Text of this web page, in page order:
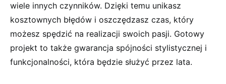
wiele innych czynników. Dzięki temu unikasz
kosztownych błędów i oszczędzasz czas, który
możesz spędzić na realizacji swoich pasji. Gotowy
projekt to także gwarancja spójności stylistycznej i
funkcjonalności, która będzie służyć przez lata.